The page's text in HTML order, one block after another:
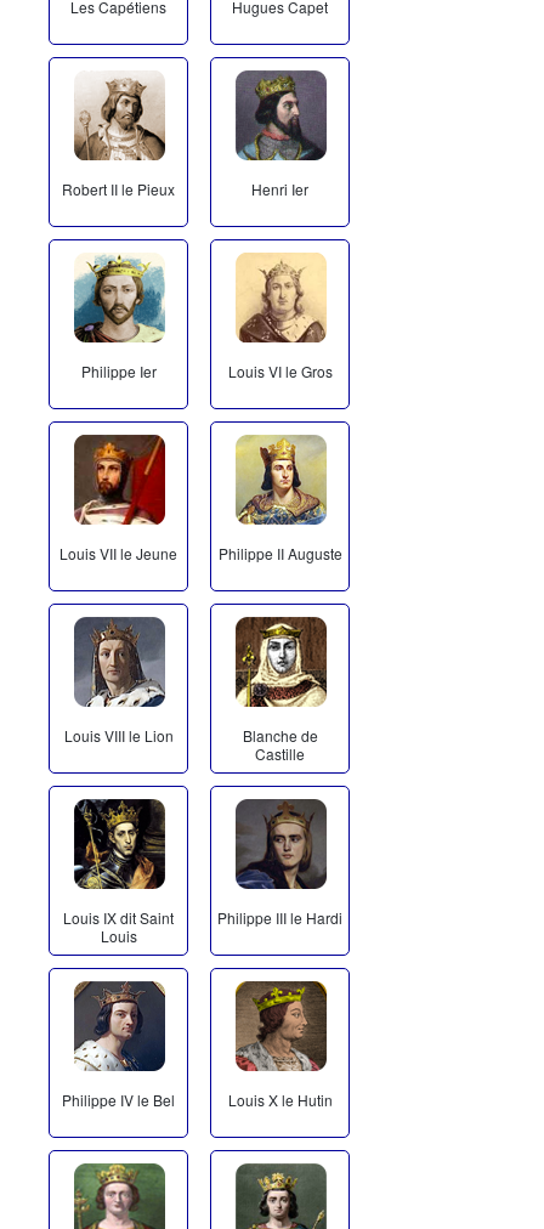
Les Capétiens Hugues Capet
Robert II le Pieux Henri Ier
Philippe Ier Louis VI le Gros
Louis VII le Jeune Philippe II Auguste
Louis VIII le Lion
Blanche de
Castille
Louis IX dit Saint
Louis
Philippe III le Hardi
Philippe IV le Bel Louis X le Hutin